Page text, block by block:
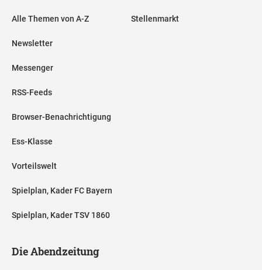
Alle Themen von A-Z
Newsletter
Messenger
RSS-Feeds
Browser-Benachrichtigung
Ess-Klasse
Vorteilswelt
Spielplan, Kader FC Bayern
Spielplan, Kader TSV 1860
Stellenmarkt
Die Abendzeitung